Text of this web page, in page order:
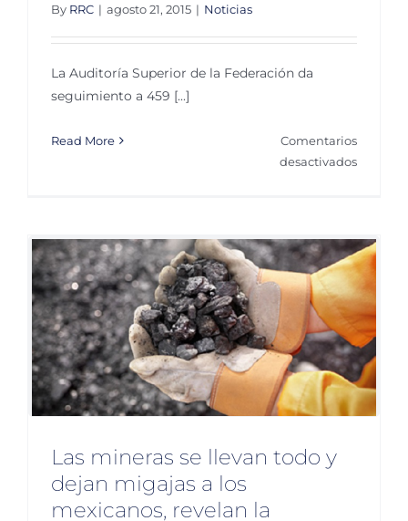
By RRC | agosto 21, 2015 | Noticias
La Auditoría Superior de la Federación da
seguimiento a 459 [...]
Read More
Comentarios
desactivadosen
contra
Las mineras se llevan todo y
dejan migajas a los
mexicanos, revelan la